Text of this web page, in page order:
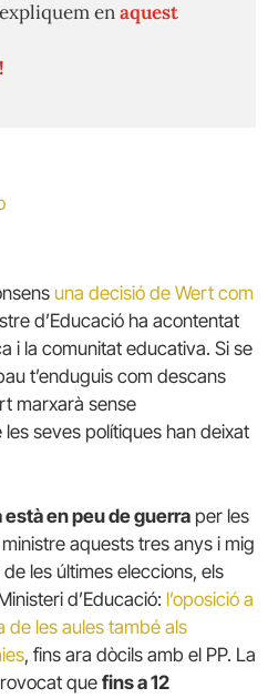
enaquest
una decisió de Wert com
d’Educació ha acontentat
i la comunitat educativa. Si se
t’enduguis com descans
marxarà sense
les seves polítiques han deixat
en peu de guerra per les
aquests tres anys i mig
les últimes eleccions, els
d’Educació: l’oposició a
de les aules també als
, fins ara dòcils amb el PP. La
que fins a 12